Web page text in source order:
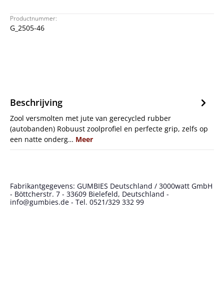
Productnummer:
G_2505-46
Beschrijving
Zool versmolten met jute van gerecycled rubber
(autobanden) Robuust zoolprofiel en perfecte grip, zelfs op
een natte onderg… Meer
Fabrikantgegevens: GUMBIES Deutschland / 3000watt GmbH
- Böttcherstr. 7 - 33609 Bielefeld, Deutschland -
info@gumbies.de - Tel. 0521/329 332 99